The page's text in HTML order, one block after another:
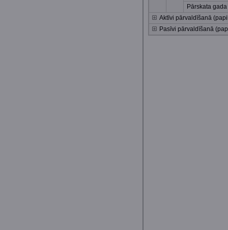
Pārskata
Aktīvi pārvaldīšanā
Pasīvi pārvaldīšanā